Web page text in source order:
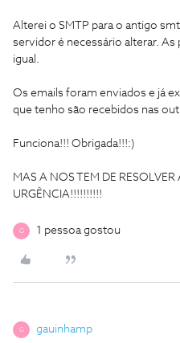
Alterei o SMTP para o antigo
servidor é necessário alterar.
igual.
Os emails foram enviados e já
que tenho são recebidos nas
Funciona!!! Obrigada!!!:)
MAS A NOS TEM DE
URGÊNCIA!!!!!!!!!!
G 1 pessoa gostou
G gauinhamp